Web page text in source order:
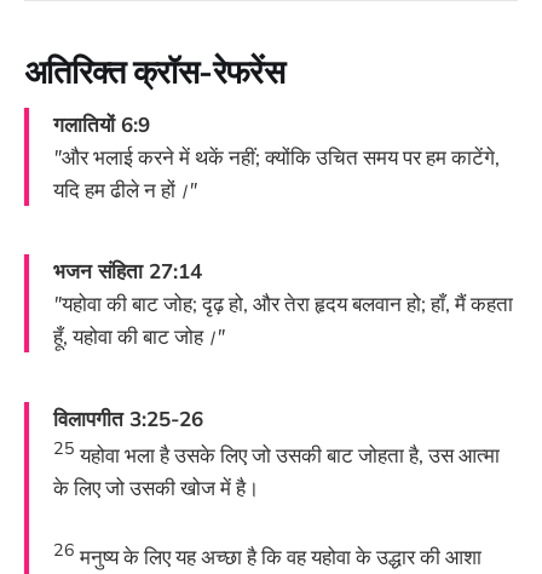
अतिरिक्त क्रॉस-रेफरेंस
गलातियों 6:9
"और भलाई करने में थकें नहीं; क्योंकि उचित समय पर हम काटेंगे,
यदि हम ढीले न हों ।"
भजन संहिता 27:14
"यहोवा की बाट जोह; दृढ़ हो, और तेरा हृदय बलवान हो; हाँ, मैं कहता
हूँ, यहोवा की बाट जोह।"
विलापगीत 3:25-26
25यहोवा भला है उसके लिए जो उसकी बाट जोहता है, उस आत्मा
के लिए जो उसकी खोज में है।
26मनुष्य के लिए यह अच्छा है कि वह यहोवा के उद्धार की आशा